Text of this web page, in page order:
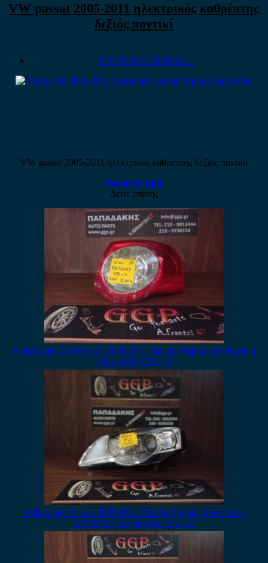
VW passat 2005-2011 ηλεκτρικός καθρέπτης
δεξιός ποντικί
VW PASSAT 2005-2011
VW passat 2005-2011 ηλεκτρικός καθρέπτης δεξιός ποντικί
Ρωτήστε τιμή
Δείτε επίσης
Volkswagen (vw) Passat 2005-2011 Station Wagon (sw) Φανάρι
Πίσω Δεξί LED / Ο
Volkswagen Passat 2005-2011 Φανάρι Εμπρός Αριστερό –
XENON – Χωρίς Πλακέτα – Ο